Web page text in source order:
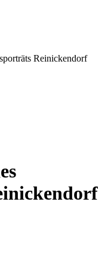
Reinickendorf